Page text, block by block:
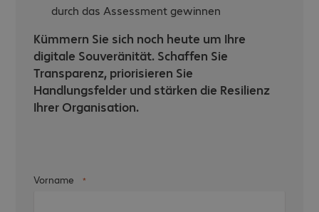
durch das Assessment gewinnen
Kümmern Sie sich noch heute um Ihre
digitale Souveränität. Schaffen Sie
Transparenz, priorisieren Sie
Handlungsfelder und stärken die Resilienz
Ihrer Organisation.
Vorname